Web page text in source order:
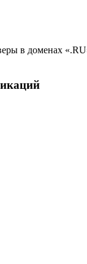
в доменах